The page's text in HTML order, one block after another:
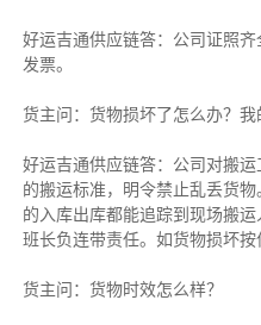
好运吉通供应链答：公司证照
发票。
货主问：货物损坏了怎么办？我
好运吉通供应链答：公司对搬
的搬运标准，明令禁止乱丢货
的入库出库都能追踪到现场搬
班长负连带责任。如货物损坏按
货主问：货物时效怎么样？